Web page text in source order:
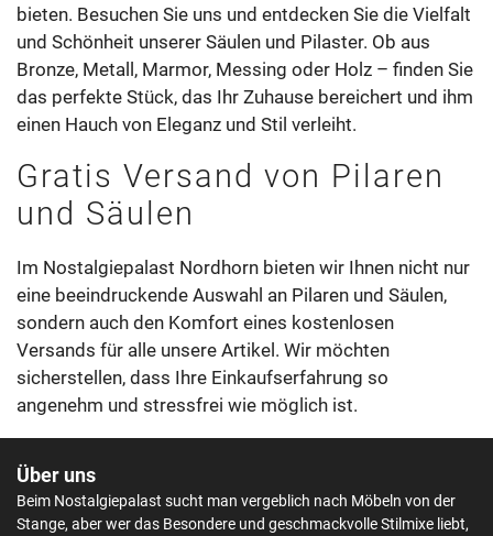
bieten. Besuchen Sie uns und entdecken Sie die Vielfalt
und Schönheit unserer Säulen und Pilaster. Ob aus
Bronze, Metall, Marmor, Messing oder Holz – finden Sie
das perfekte Stück, das Ihr Zuhause bereichert und ihm
einen Hauch von Eleganz und Stil verleiht.
Gratis Versand von Pilaren
und Säulen
Im Nostalgiepalast Nordhorn bieten wir Ihnen nicht nur
eine beeindruckende Auswahl an Pilaren und Säulen,
sondern auch den Komfort eines kostenlosen
Versands für alle unsere Artikel. Wir möchten
sicherstellen, dass Ihre Einkaufserfahrung so
angenehm und stressfrei wie möglich ist.
Über uns
Beim Nostalgiepalast sucht man vergeblich nach Möbeln von der
Stange, aber wer das Besondere und geschmackvolle Stilmixe liebt,